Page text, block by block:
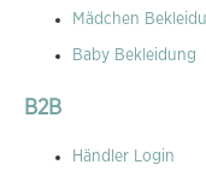
Mädchen
Baby Bekleidung
B2B
Händler Login